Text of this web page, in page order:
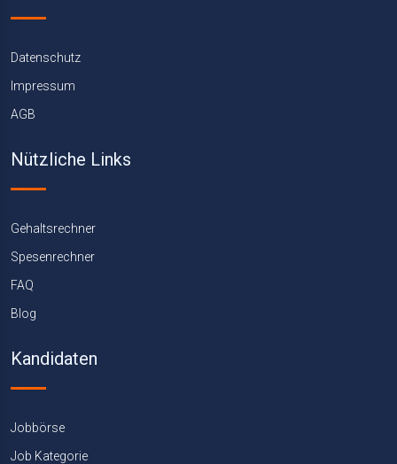
Datenschutz
Impressum
AGB
Nützliche Links
Gehaltsrechner
Spesenrechner
FAQ
Blog
Kandidaten
Jobbörse
Job Kategorie